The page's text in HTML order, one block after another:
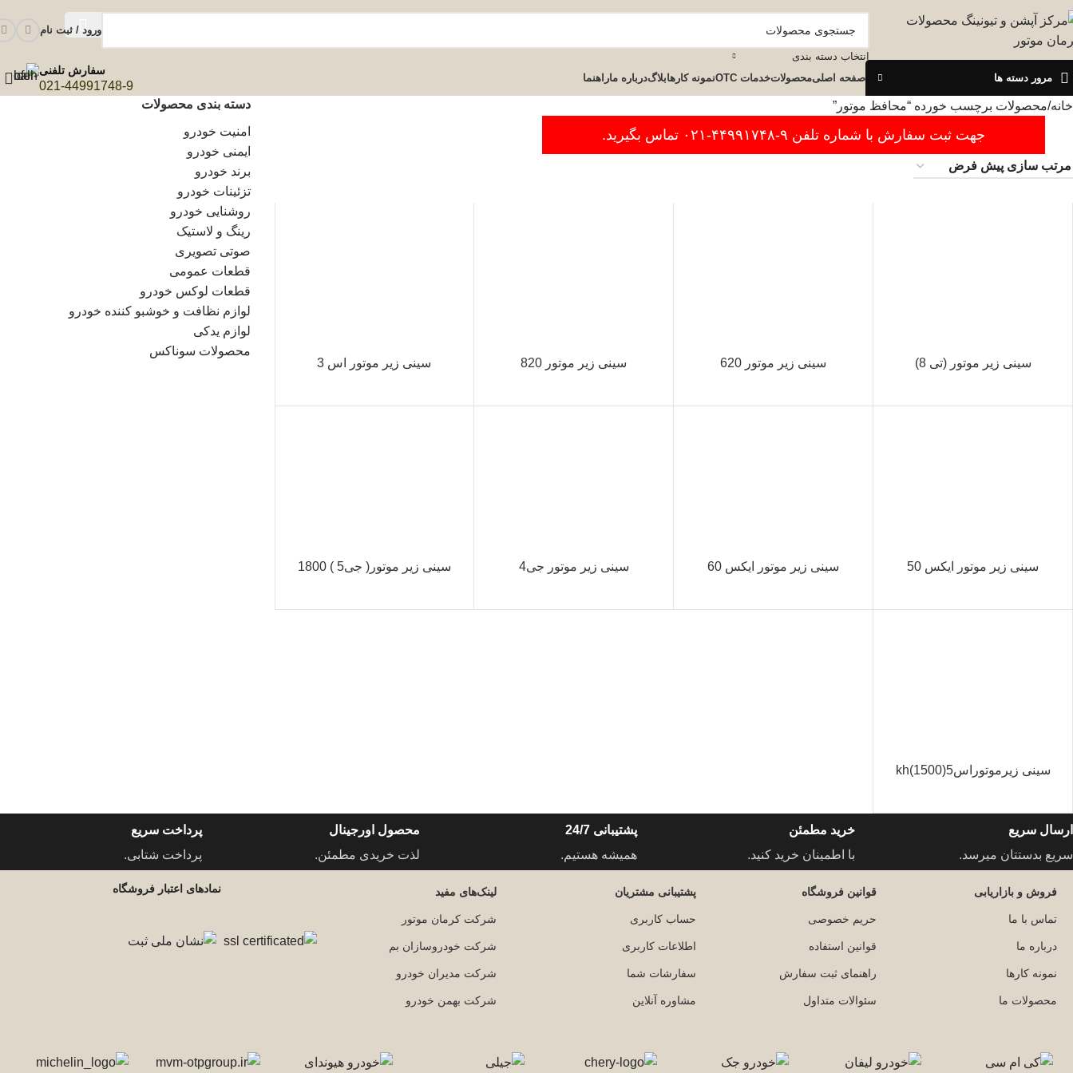
انتخاب دسته بندی
ورود / ثبت نام
مرور دسته ها صفحه اصلیمحصولاتخدمات OTC نمونه کارهابلاگدرباره ماراهنما
سفارش تلفنی
021-44991748-9
خانه محصولات برچسب خورده “محافظ موتور”
جهت ثبت سفارش با شماره تلفن ۹-۴۴۹۹۱۷۴۸-۰۲۱ تماس بگیرید.
سینی زیر موتور (تی 8) سینی زیر موتور 620 سینی زیر موتور 820 سینی زیر موتور اس 3
سینی زیر موتور ایکس 50 سینی زیر موتور ایکس 60 سینی زیر موتور جی4 سینی زیر موتور( جی5 ) 1800
سینی زیرموتوراس5(1500)kh
دسته بندی محصولات
امنیت خودرو
ایمنی خودرو
برند خودرو
تزئینات خودرو
روشنایی خودرو
رینگ و لاستیک
صوتی تصویری
قطعات عمومی
قطعات لوکس خودرو
لوازم نظافت و خوشبو کننده خودرو
لوازم یدکی
محصولات سوناکس
ارسال سریع
سریع بدستتان میرسد.
خرید مطمئن
با اطمینان خرید کنید.
پشتیبانی 24/7
همیشه هستیم.
محصول اورجینال
لذت خریدی مطمئن.
پرداخت سریع
پرداخت شتابی.
فروش و بازاریابی
تماس با ما
درباره ما
نمونه کارها
محصولات ما
قوانین فروشگاه
حریم خصوصی
قوانین استفاده
راهنمای ثبت سفارش
سئوالات متداول
پشتیبانی مشتریان
حساب کاربری
اطلاعات کاربری
سفارشات شما
مشاوره آنلاین
لینک‌های مفید
شرکت کرمان موتور
شرکت خودروسازان بم
شرکت مدیران خودرو
شرکت بهمن خودرو
نمادهای اعتبار فروشگاه